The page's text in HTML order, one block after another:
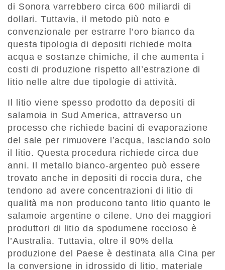
di Sonora varrebbero circa 600 miliardi di
dollari. Tuttavia, il metodo più noto e
convenzionale per estrarre l’oro bianco da
questa tipologia di depositi richiede molta
acqua e sostanze chimiche, il che aumenta i
costi di produzione rispetto all’estrazione di
litio nelle altre due tipologie di attività.
Il litio viene spesso prodotto da depositi di
salamoia in Sud America, attraverso un
processo che richiede bacini di evaporazione
del sale per rimuovere l’acqua, lasciando solo
il litio. Questa procedura richiede circa due
anni. Il metallo bianco-argenteo può essere
trovato anche in depositi di roccia dura, che
tendono ad avere concentrazioni di litio di
qualità ma non producono tanto litio quanto le
salamoie argentine o cilene. Uno dei maggiori
produttori di litio da spodumene roccioso è
l’Australia. Tuttavia, oltre il 90% della
produzione del Paese è destinata alla Cina per
la conversione in idrossido di litio, materiale